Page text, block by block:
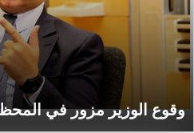
وقوع الوزير مزور في